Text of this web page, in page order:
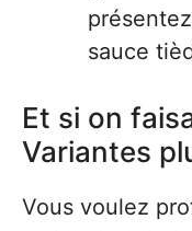
sauce
Et si on
Variantes
Vous voulez